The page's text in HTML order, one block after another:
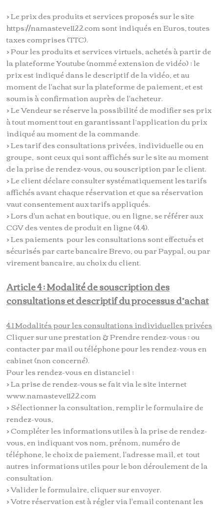
> Le prix des produits et services proposés sur le site
https://namasteve1122.com sont indiqués en Euros, toutes
taxes comprises (TTC).
> Pour les produits et services virtuels, achetés à partir de
la plateforme Youtube (nommé extension de vidéo) ; le
prix est indiqué dans le descriptif de la vidéo, et au
moment de l'achat sur la plateforme de paiement, et est
soumis à confirmation auprès de l'acheteur.
> Le Vendeur se réserve la possibilité de modifier ses prix
à tout moment tout en garantissant l’application du prix
indiqué au moment de la commande.
> Les tarif des consultations privées, individuelle ou en
groupe, sont ceux qui sont affichés sur le site au moment
de la prise de rendez-vous, ou souscription par le client.
> Le client déclare consulter systématiquement les tarifs
affichés avant chaque réservation et que sa réservation
vaut consentement aux tarifs appliqués.
> Lors d'un achat en boutique, ou en ligne, se référer aux
CGV des ventes de produit en ligne (4.4).
> Les paiements pour les consultations sont effectués et
sécurisés par carte bancaire Brevo, ou par Paypal, ou par
virement bancaire, au choix du client.
Article 4 : Modalité de souscription des
consultations et descriptif du processus d’achat
4.1 Modalités pour les consultations individuelles privées
Cliquer sur une prestation & Prendre rendez-vous ; ou
contacter par mail ou téléphone pour les rendez-vous en
cabinet (non concerné).
Pour les rendez-vous en distanciel ;
> La prise de rendez-vous se fait via le site internet
www.namasteve1122.com
> Sélectionner la consultation, remplir le formulaire de
rendez-vous,
> Compléter les informations utiles à la prise de rendez-
vous, en indiquant vos nom, prénom, numéro de
téléphone, le choix de paiement, l'adresse mail, et tout
autres informations utiles pour le bon déroulement de la
consultation.
> Valider le formulaire, cliquer sur envoyer.
> Votre réservation est à régler via l'email contenant les